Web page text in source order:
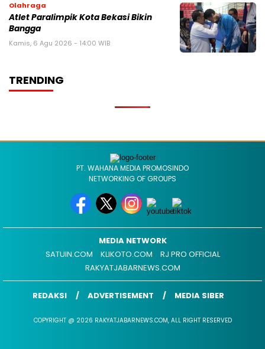
Olahraga
Atlet Paralimpik Kota Bekasi Bikin
Bangga
Kamis, 6 Agu 2026 - 14:00 WIB
TRENDING
PT. WAHANA MEDIA PROMOSINDO
NETWORKING OF GROUPS
MEDIA NETWORK
SATUIN.COM
KLIKOTO.COM
RJ PRO OFFICIAL
RAKYATJABARNEWS.COM
REDAKSI ADVERTISEMENT MEDIA SIBER
COPYRIGHT @ 2026 RAKYATJABARNEWS.COM, ALL RIGHT RESERVED